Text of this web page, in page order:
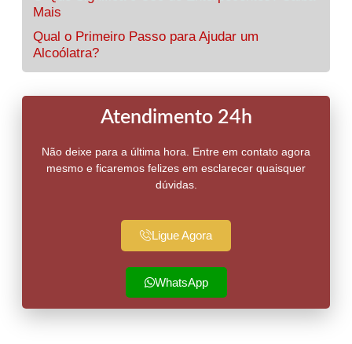
Mais
Qual o Primeiro Passo para Ajudar um
Alcoólatra?
Atendimento 24h
Não deixe para a última hora. Entre em contato agora
mesmo e ficaremos felizes em esclarecer quaisquer
dúvidas.
Ligue Agora
WhatsApp